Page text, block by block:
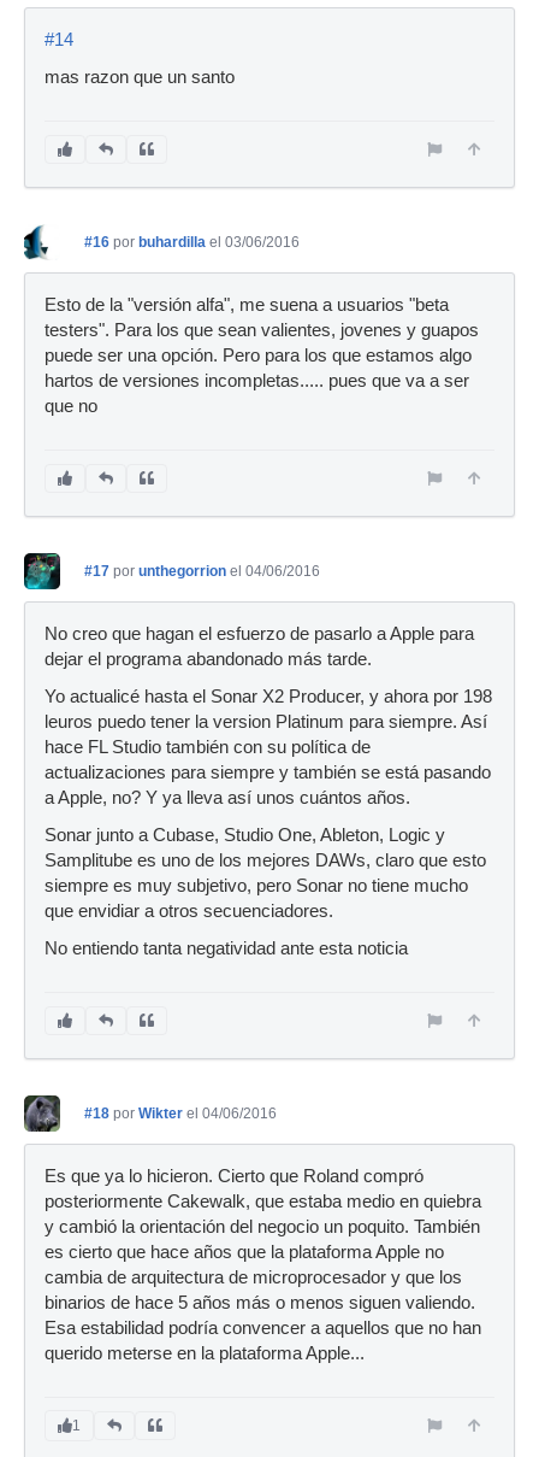
#14
mas razon que un santo
#16 por buhardilla el 03/06/2016
Esto de la "versión alfa", me suena a usuarios "beta
testers". Para los que sean valientes, jovenes y guapos
puede ser una opción. Pero para los que estamos algo
hartos de versiones incompletas..... pues que va a ser
que no
#17 por unthegorrion el 04/06/2016
No creo que hagan el esfuerzo de pasarlo a Apple para
dejar el programa abandonado más tarde.
Yo actualicé hasta el Sonar X2 Producer, y ahora por 198
leuros puedo tener la version Platinum para siempre. Así
hace FL Studio también con su política de
actualizaciones para siempre y también se está pasando
a Apple, no? Y ya lleva así unos cuántos años.
Sonar junto a Cubase, Studio One, Ableton, Logic y
Samplitube es uno de los mejores DAWs, claro que esto
siempre es muy subjetivo, pero Sonar no tiene mucho
que envidiar a otros secuenciadores.
No entiendo tanta negatividad ante esta noticia
#18 por Wikter el 04/06/2016
Es que ya lo hicieron. Cierto que Roland compró
posteriormente Cakewalk, que estaba medio en quiebra
y cambió la orientación del negocio un poquito. También
es cierto que hace años que la plataforma Apple no
cambia de arquitectura de microprocesador y que los
binarios de hace 5 años más o menos siguen valiendo.
Esa estabilidad podría convencer a aquellos que no han
querido meterse en la plataforma Apple...
1